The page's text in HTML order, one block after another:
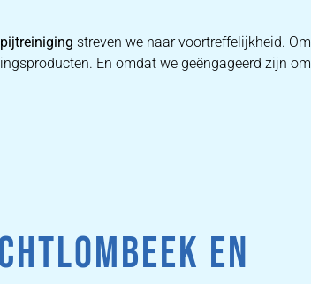
streven we naar voortreffelijkheid. Om
En omdat we geëngageerd zijn om
EN